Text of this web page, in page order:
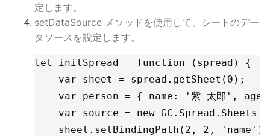
定します。
setDataSource メソッドを使用して、シートのデー
タソースを設定します。
let initSpread = function (spread) {
    var sheet = spread.getSheet(0);
var person = { name: '紫 太郎',
var source = new
    sheet.setBindingPath(2, 2, 'name');